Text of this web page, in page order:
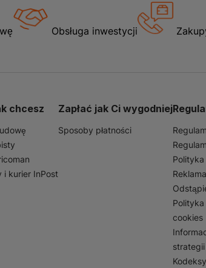
Obsługa inwestycji
chcesz
i kurier InPost
Zapłać jak Ci wygodniej
Sposoby płatności
cookies